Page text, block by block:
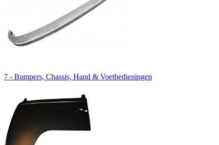
7 - Bumpers, Chassis, Hand & Voetbedieningen